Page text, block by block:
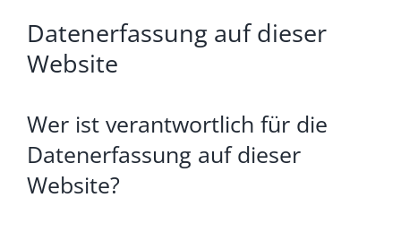
Datenerfassung auf dieser
Website
Wer ist verantwortlich für die
Datenerfassung auf dieser
Website?